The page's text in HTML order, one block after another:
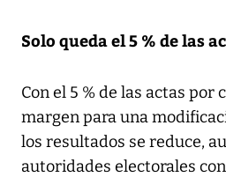
Solo queda el 5 % de las
Con el 5 % de las actas por
margen para una
los resultados se reduce,
autoridades electorales